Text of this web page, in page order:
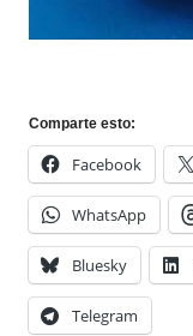
Comparte esto:
Facebook
WhatsApp
Bluesky
Telegram